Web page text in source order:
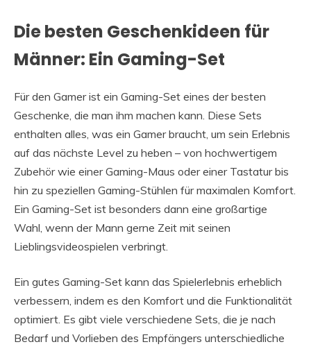
Die besten Geschenkideen für
Männer: Ein Gaming-Set
Für den Gamer ist ein Gaming-Set eines der besten
Geschenke, die man ihm machen kann. Diese Sets
enthalten alles, was ein Gamer braucht, um sein Erlebnis
auf das nächste Level zu heben – von hochwertigem
Zubehör wie einer Gaming-Maus oder einer Tastatur bis
hin zu speziellen Gaming-Stühlen für maximalen Komfort.
Ein Gaming-Set ist besonders dann eine großartige
Wahl, wenn der Mann gerne Zeit mit seinen
Lieblingsvideospielen verbringt.
Ein gutes Gaming-Set kann das Spielerlebnis erheblich
verbessern, indem es den Komfort und die Funktionalität
optimiert. Es gibt viele verschiedene Sets, die je nach
Bedarf und Vorlieben des Empfängers unterschiedliche